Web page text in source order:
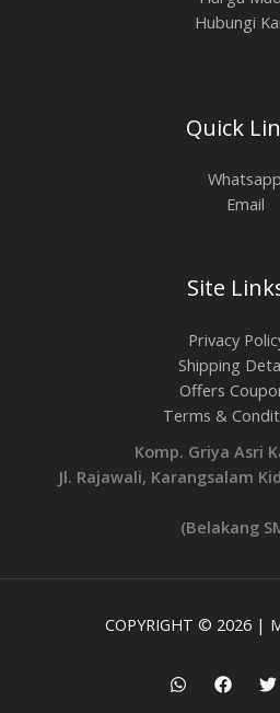
Hubungi
Quick
Whatsapp
Email
Site
Privacy
Shipping
Offers
Terms &
Komp. Griya Asri
Jl. Rajawali, Karangsalam
(Belakang
COPYRIGHT © 2026 |